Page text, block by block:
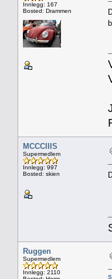
Innlegg: 167
Bosted: Drammen
MCCCIIIS
Supermedlem
Innlegg: 997
Bosted: skien
Ruggen
Supermedlem
Innlegg: 2110